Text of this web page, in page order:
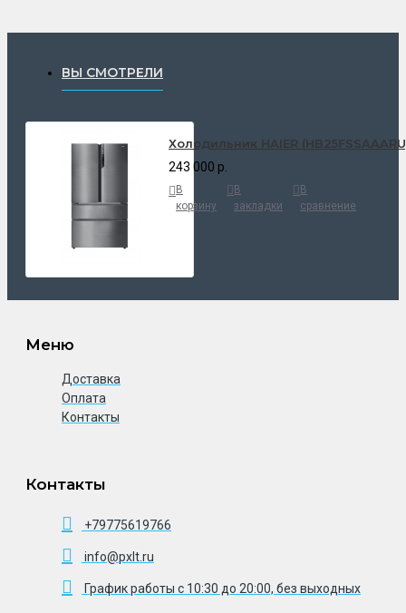
ВЫ СМОТРЕЛИ
Холодильник HAIER
243 000 р.
В
корзину
В
закладки
В
сравнение
Меню
Доставка
Оплата
Контакты
Контакты
+79775619766
info@pxlt.ru
График работы с 10:30 до 20:00, без выходных